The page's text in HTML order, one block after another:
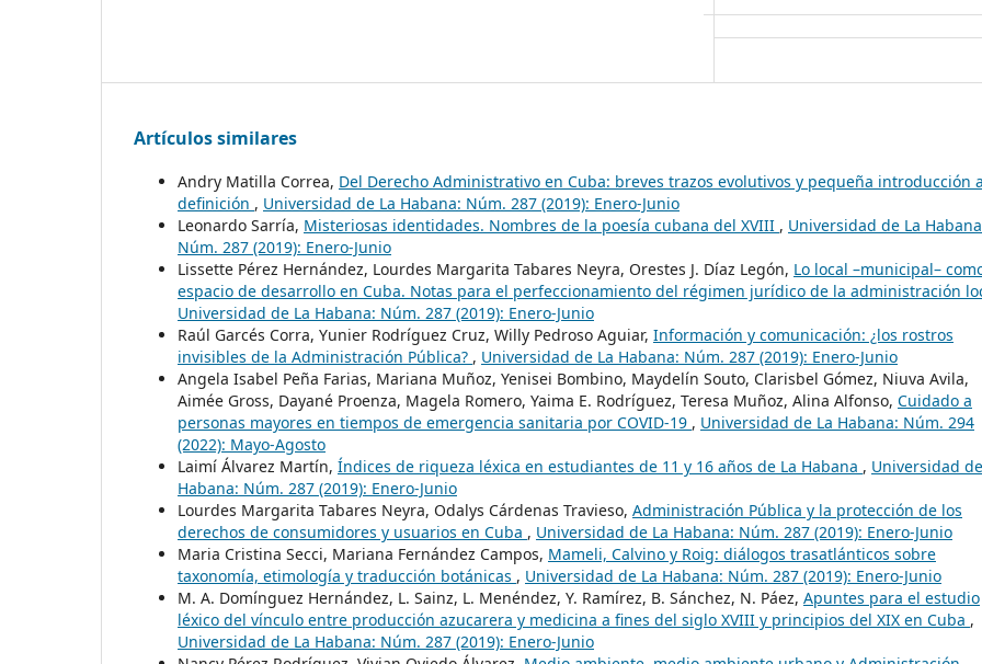
Artículos similares
Andry Matilla Correa, Del Derecho Administrativo en Cuba: breves trazos evolutivos y pequeña introducción
definición , Universidad de La Habana: Núm. 287 (2019): Enero-Junio
Leonardo Sarría, Misteriosas identidades. Nombres de la poesía cubana del XVIII , Universidad de La
Núm. 287 (2019): Enero-Junio
Lissette Pérez Hernández, Lourdes Margarita Tabares Neyra, Orestes J. Díaz Legón, Lo local –municipal–
espacio de desarrollo en Cuba. Notas para el perfeccionamiento del régimen jurídico de la administración
Universidad de La Habana: Núm. 287 (2019): Enero-Junio
Raúl Garcés Corra, Yunier Rodríguez Cruz, Willy Pedroso Aguiar, Información y comunicación: ¿los rostros
invisibles de la Administración Pública? , Universidad de La Habana: Núm. 287 (2019): Enero-Junio
Angela Isabel Peña Farias, Mariana Muñoz, Yenisei Bombino, Maydelín Souto, Clarisbel Gómez, Niuva Avila,
Aimée Gross, Dayané Proenza, Magela Romero, Yaima E. Rodríguez, Teresa Muñoz, Alina Alfonso, Cuidado a
personas mayores en tiempos de emergencia sanitaria por COVID-19 , Universidad de La Habana: Núm. 294
(2022): Mayo-Agosto
Laimí Álvarez Martín, Índices de riqueza léxica en estudiantes de 11 y 16 años de La Habana , Universidad
Habana: Núm. 287 (2019): Enero-Junio
Lourdes Margarita Tabares Neyra, Odalys Cárdenas Travieso, Administración Pública y la protección de los
derechos de consumidores y usuarios en Cuba , Universidad de La Habana: Núm. 287 (2019): Enero-Junio
Maria Cristina Secci, Mariana Fernández Campos, Mameli, Calvino y Roig: diálogos trasatlánticos sobre
taxonomía, etimología y traducción botánicas , Universidad de La Habana: Núm. 287 (2019): Enero-Junio
M. A. Domínguez Hernández, L. Sainz, L. Menéndez, Y. Ramírez, B. Sánchez, N. Páez, Apuntes para el estudio
léxico del vínculo entre producción azucarera y medicina a fines del siglo XVIII y principios del XIX en Cuba ,
Universidad de La Habana: Núm. 287 (2019): Enero-Junio